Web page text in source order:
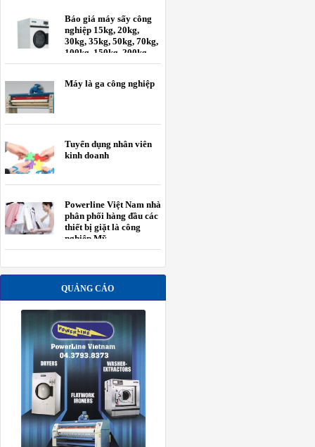
Báo giá máy sấy công
nghiệp 15kg, 20kg,
30kg, 35kg, 50kg, 70kg,
100kg, 150kg, 200kg
Máy là ga công nghiệp
Tuyển dụng nhân viên
kinh doanh
Powerline Việt Nam nhà
phân phối hàng đầu các
thiết bị giặt là công
nghiệp Mỹ.
QUẢNG CÁO